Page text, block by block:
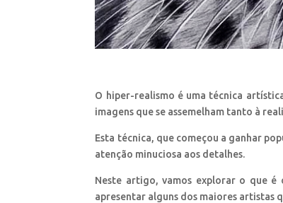
O hiper-realismo é uma técnica
imagens que se assemelham tanto à
Esta técnica, que começou a ganhar
atenção minuciosa aos detalhes.
Neste artigo, vamos explorar o que é
apresentar alguns dos maiores artistas